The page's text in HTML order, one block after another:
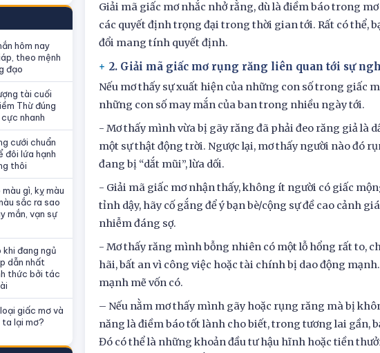
hôm nay
theo mệnh
đạo
tài cuối
Thừ đúng
nhanh
cưới chuẩn
đôi lứa hạnh
thôi
gì, kỵ màu
sắc ra sao
mắn, vạn sự
đang ngủ
dẫn nhất
thức bởi tác
giấc mơ và
lại mơ?
Giải mã giấc mơ nhắc nhở rằng, dù là điềm báo trong
các quyết định trọng đại trong thời gian tới. Rất có thể,
đổi mang tính quyết định.
2. Giải mã giấc mơ rụng răng liên quan tới sự
Nếu mơ thấy sự xuất hiện của những con số trong giấc
những con số may mắn của ban trong nhiều ngày tới.
- Mơ thấy mình vừa bị gãy răng đã phải đeo răng giả là
một sự thật động trời. Ngược lại, mơ thấy người nào đó
đang bị “dắt mũi”, lừa dối.
- Giải mã giấc mơ nhận thấy, không ít người có giấc
tỉnh dậy, hãy cố gắng để ý bạn bè/cộng sự đề cao cảnh
nhiễm đáng sợ.
- Mơ thấy răng mình bỗng nhiên có một lỗ hổng rất to,
hãi, bất an vì công việc hoặc tài chính bị dao động
mạnh mẽ vốn có.
– Nếu nằm mơ thấy mình gãy hoặc rụng răng mà bị
năng là điềm báo tốt lành cho biết, trong tương lai gần,
Đó có thể là những khoản đầu tư hậu hĩnh hoặc tiền